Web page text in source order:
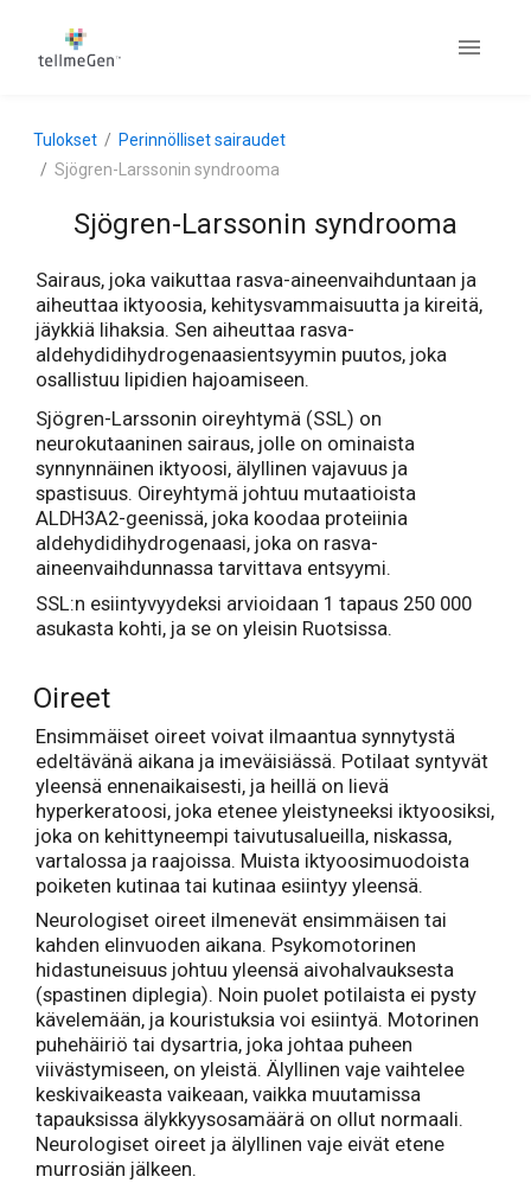
Tulokset
Perinnölliset sairaudet
Sjögren-Larssonin syndrooma
Sjögren-Larssonin syndrooma
Sairaus, joka vaikuttaa rasva-aineenvaihduntaan ja
aiheuttaa iktyoosia, kehitysvammaisuutta ja kireitä,
jäykkiä lihaksia. Sen aiheuttaa rasva-
aldehydidihydrogenaasientsyymin puutos, joka
osallistuu lipidien hajoamiseen.
Sjögren-Larssonin oireyhtymä (SSL) on
neurokutaaninen sairaus, jolle on ominaista
synnynnäinen iktyoosi, älyllinen vajavuus ja
spastisuus. Oireyhtymä johtuu mutaatioista
ALDH3A2-geenissä, joka koodaa proteiinia
aldehydidihydrogenaasi, joka on rasva-
aineenvaihdunnassa tarvittava entsyymi.
SSL:n esiintyvyydeksi arvioidaan 1 tapaus 250 000
asukasta kohti, ja se on yleisin Ruotsissa.
Oireet
Ensimmäiset oireet voivat ilmaantua synnytystä
edeltävänä aikana ja imeväisiässä. Potilaat syntyvät
yleensä ennenaikaisesti, ja heillä on lievä
hyperkeratoosi, joka etenee yleistyneeksi iktyoosiksi,
joka on kehittyneempi taivutusalueilla, niskassa,
vartalossa ja raajoissa. Muista iktyoosimuodoista
poiketen kutinaa tai kutinaa esiintyy yleensä.
Neurologiset oireet ilmenevät ensimmäisen tai
kahden elinvuoden aikana. Psykomotorinen
hidastuneisuus johtuu yleensä aivohalvauksesta
(spastinen diplegia). Noin puolet potilaista ei pysty
kävelemään, ja kouristuksia voi esiintyä. Motorinen
puhehäiriö tai dysartria, joka johtaa puheen
viivästymiseen, on yleistä. Älyllinen vaje vaihtelee
keskivaikeasta vaikeaan, vaikka muutamissa
tapauksissa älykkyysosamäärä on ollut normaali.
Neurologiset oireet ja älyllinen vaje eivät etene
murrosiän jälkeen.